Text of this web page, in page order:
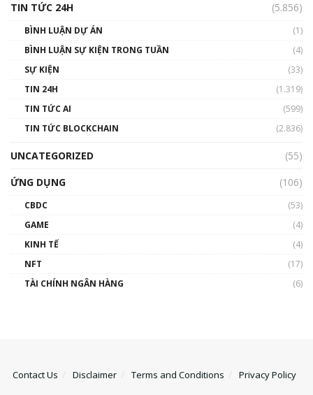
TIN TỨC 24H
(5.856)
BÌNH LUẬN DỰ ÁN
(1)
BÌNH LUẬN SỰ KIỆN TRONG TUẦN
(4)
SỰ KIỆN
(33)
TIN 24H
(1.319)
TIN TỨC AI
(599)
TIN TỨC BLOCKCHAIN
(2.836)
UNCATEGORIZED
(55)
ỨNG DỤNG
(106)
CBDC
(53)
GAME
(4)
KINH TẾ
(4)
NFT
(17)
TÀI CHÍNH NGÂN HÀNG
(6)
Contact Us Disclaimer Terms and Conditions Privacy Policy